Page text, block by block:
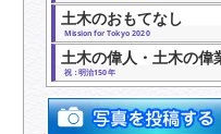
土木のおもてなし
Mission for Tokyo 2020
土木の偉人・土木の偉
祝：明治150年